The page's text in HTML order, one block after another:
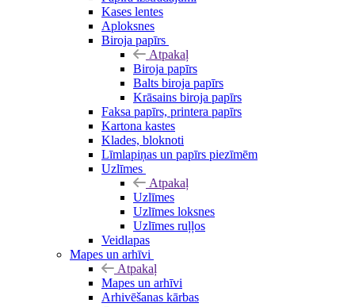
Kases lentes
Aploksnes
Biroja papīrs
Atpakaļ
Biroja papīrs
Balts biroja papīrs
Krāsains biroja papīrs
Faksa papīrs, printera papīrs
Kartona kastes
Klades, bloknoti
Līmlapiņas un papīrs piezīmēm
Uzlīmes
Atpakaļ
Uzlīmes
Uzlīmes loksnes
Uzlīmes ruļļos
Veidlapas
Mapes un arhīvi
Atpakaļ
Mapes un arhīvi
Arhivēšanas kārbas